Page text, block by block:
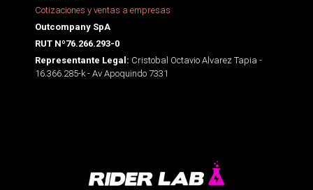
Cotizaciones y ventas a empresas
Outcompany SpA
RUT Nº76.266.293-0
Representante Legal: Cristobal Octavio Alvarez Tapia -
16.366.285-k - Av Apoquindo 7331